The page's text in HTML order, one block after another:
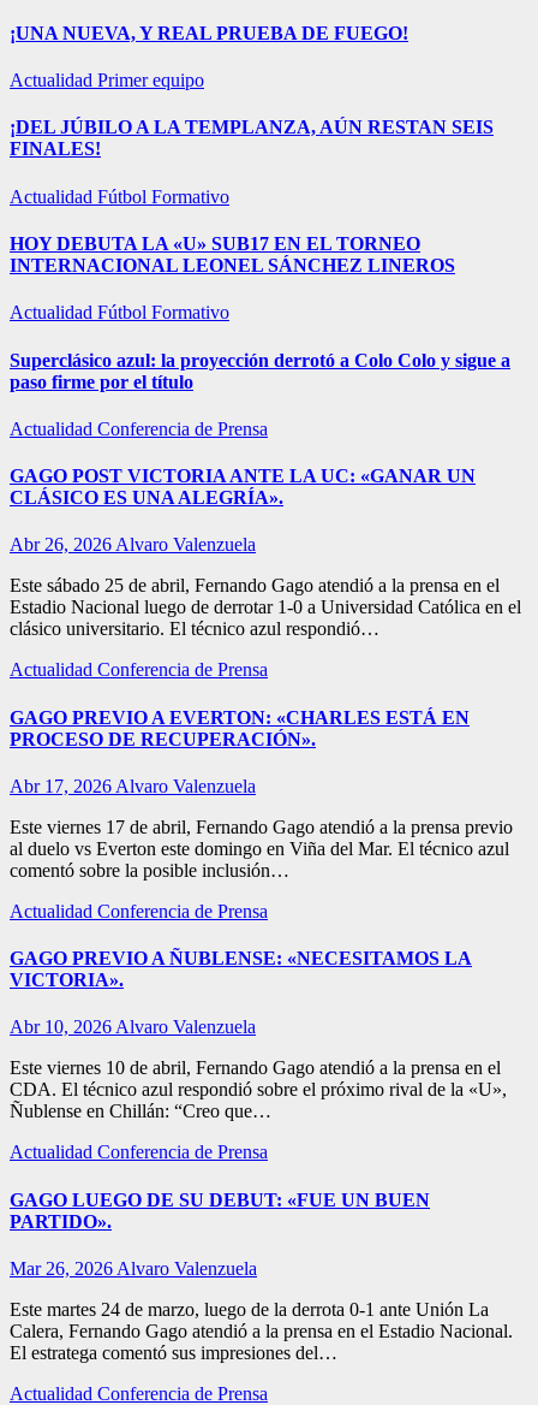
¡UNA NUEVA, Y REAL PRUEBA DE FUEGO!
Actualidad Primer equipo
¡DEL JÚBILO A LA TEMPLANZA, AÚN RESTAN SEIS
FINALES!
Actualidad Fútbol Formativo
HOY DEBUTA LA «U» SUB17 EN EL TORNEO
INTERNACIONAL LEONEL SÁNCHEZ LINEROS
Actualidad Fútbol Formativo
Superclásico azul: la proyección derrotó a Colo Colo y sigue a
paso firme por el título
Actualidad Conferencia de Prensa
GAGO POST VICTORIA ANTE LA UC: «GANAR UN
CLÁSICO ES UNA ALEGRÍA».
Abr 26, 2026 Alvaro Valenzuela
Este sábado 25 de abril, Fernando Gago atendió a la prensa en el
Estadio Nacional luego de derrotar 1-0 a Universidad Católica en el
clásico universitario. El técnico azul respondió…
Actualidad Conferencia de Prensa
GAGO PREVIO A EVERTON: «CHARLES ESTÁ EN
PROCESO DE RECUPERACIÓN».
Abr 17, 2026 Alvaro Valenzuela
Este viernes 17 de abril, Fernando Gago atendió a la prensa previo
al duelo vs Everton este domingo en Viña del Mar. El técnico azul
comentó sobre la posible inclusión…
Actualidad Conferencia de Prensa
GAGO PREVIO A ÑUBLENSE: «NECESITAMOS LA
VICTORIA».
Abr 10, 2026Alvaro Valenzuela
Este viernes 10 de abril, Fernando Gago atendió a la prensa en el
CDA. El técnico azul respondió sobre el próximo rival de la «U»,
Ñublense en Chillán: “Creo que…
Actualidad Conferencia de Prensa
GAGO LUEGO DE SU DEBUT: «FUE UN BUEN
PARTIDO».
Mar 26, 2026 Alvaro Valenzuela
Este martes 24 de marzo, luego de la derrota 0-1 ante Unión La
Calera, Fernando Gago atendió a la prensa en el Estadio Nacional.
El estratega comentó sus impresiones del…
Actualidad Conferencia de Prensa